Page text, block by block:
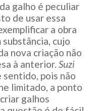
galho é peculiar
de usar essa
a obra
cujo
nova criação não
à anterior.Suzi
sentido, pois não
limitado, a ponto
galhos